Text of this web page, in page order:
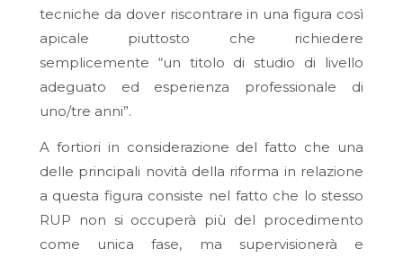
tecniche da dover riscontrare in una figura così
apicale piuttosto che richiedere
semplicemente “un titolo di studio di livello
adeguato ed esperienza professionale di
uno/tre anni”.
A fortiori in considerazione del fatto che una
delle principali novità della riforma in relazione
a questa figura consiste nel fatto che lo stesso
RUP non si occuperà più del procedimento
come unica fase, ma supervisionerà e